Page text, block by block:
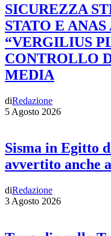
SICUREZZA
STATO E
“VERGILIUS
CONTROLLO
MEDIA
diRedazione
5 Agosto 2026
Sisma in Egitto
avvertito anche
diRedazione
3 Agosto 2026